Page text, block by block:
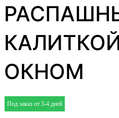
ОКНОМ
Под заказ от 3-4 дней